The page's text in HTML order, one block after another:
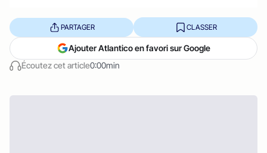
Écoutez cet article0:00min
PARTAGER CLASSER
Ajouter Atlantico en favori sur Google